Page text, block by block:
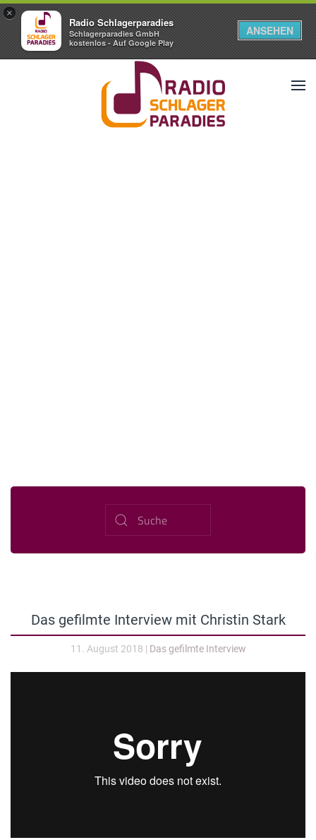
×
Radio Schlagerparadies
Schlagerparadies GmbH
kostenlos - Auf Google Play
ANSEHEN
Das gefilmte Interview mit Christin Stark
11. August 2018 | Das gefilmte Interview